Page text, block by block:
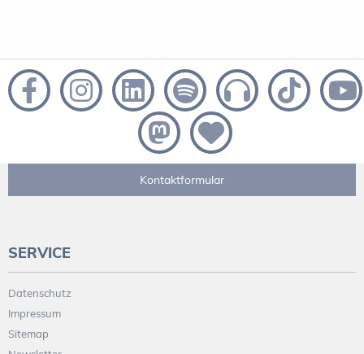
Kontaktformular
SERVICE
Datenschutz
Impressum
Sitemap